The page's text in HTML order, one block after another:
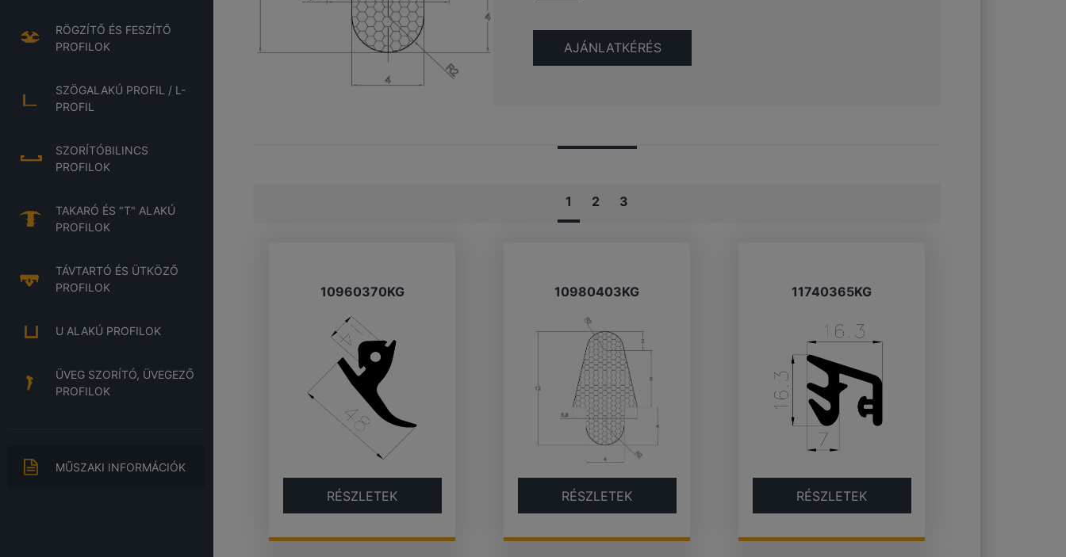
RÖGZÍTŐ ÉS FESZÍTŐ
PROFILOK
SZÖGALAKÚ PROFIL / L-
PROFIL
SZORÍTÓBILINCS
PROFILOK
TAKARÓ ÉS "T" ALAKÚ
PROFILOK
TÁVTARTÓ ÉS ÜTKÖZŐ
PROFILOK
U ALAKÚ PROFILOK
ÜVEG SZORÍTÓ, ÜVEGEZŐ
PROFILOK
MŰSZAKI INFORMÁCIÓK
1 2 3
10960370KG
RÉSZLETEK
10980403KG
RÉSZLETEK
11740365KG
RÉSZLETEK